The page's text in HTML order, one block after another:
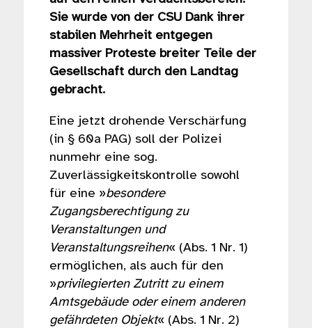
Sie wurde von der CSU Dank ihrer
stabilen Mehrheit entgegen
massiver Proteste breiter Teile der
Gesellschaft durch den Landtag
gebracht.
Eine jetzt drohende Verschärfung
(in § 60a PAG) soll der Polizei
nunmehr eine sog.
Zuverlässigkeitskontrolle sowohl
für eine »besondere
Zugangsberechtigung zu
Veranstaltungen und
Veranstaltungsreihen« (Abs. 1 Nr. 1)
ermöglichen, als auch für den
»privilegierten Zutritt zu einem
Amtsgebäude oder einem anderen
gefährdeten Objekt« (Abs. 1 Nr. 2)